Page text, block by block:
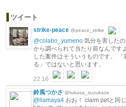
ツイート
strike-peace @peace_strike
@colabo_yumeno 気分を害した
から調べられて当たり前なんです
した案件はそういうものです。
る」ではないと思います。
22:16
鈴風つかさ @tukasa_suzukaze
@llamaya4 おお！ claim petと同